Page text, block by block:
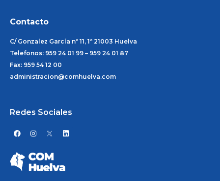
Contacto
C/ Gonzalez García nº 11, 1º 21003 Huelva
Telefonos: 959 24 01 99 – 959 24 01 87
Fax: 959 54 12 00
administracion@comhuelva.com
Redes Sociales
F
a
e
b
o
o
I
n
a
g
r
L
i
i